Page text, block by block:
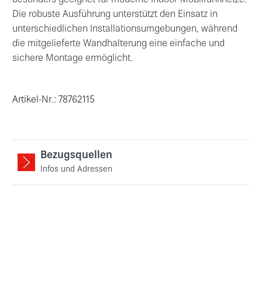
Die robuste Ausführung unterstützt den Einsatz in
unterschiedlichen Installationsumgebungen, während
die mitgelieferte Wandhalterung eine einfache und
sichere Montage ermöglicht.
Artikel-Nr.: 78762115
Bezugsquellen
Infos und Adressen